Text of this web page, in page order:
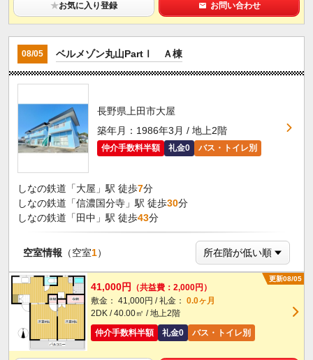
★お気に入り登録 お問い合わせ
08/05 ベルメゾン丸山PartⅠ Ａ棟
長野県上田市大屋
築年月：1986年3月 / 地上2階
仲介手数料半額 礼金0 バス・トイレ別
しなの鉄道「大屋」駅 徒歩7分
しなの鉄道「信濃国分寺」駅 徒歩30分
しなの鉄道「田中」駅 徒歩43分
空室情報 （空室1）
更新08/05
41,000円
（共益費：2,000円）
敷金： 41,000円 / 礼金： 0.0ヶ月
2DK / 40.00㎡ / 地上2階
仲介手数料半額
礼金0 バス・トイレ別